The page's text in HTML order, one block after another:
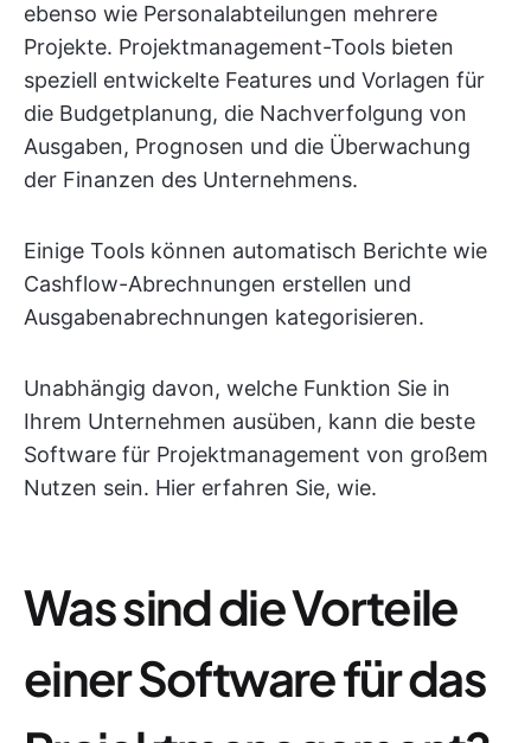
ebenso wie Personalabteilungen mehrere
Projekte. Projektmanagement-Tools bieten
speziell entwickelte Features und Vorlagen für
die Budgetplanung, die Nachverfolgung von
Ausgaben, Prognosen und die Überwachung
der Finanzen des Unternehmens.
Einige Tools können automatisch Berichte wie
Cashflow-Abrechnungen erstellen und
Ausgabenabrechnungen kategorisieren.
Unabhängig davon, welche Funktion Sie in
Ihrem Unternehmen ausüben, kann die beste
Software für Projektmanagement von großem
Nutzen sein. Hier erfahren Sie, wie.
Was sind die Vorteile
einer Software für das